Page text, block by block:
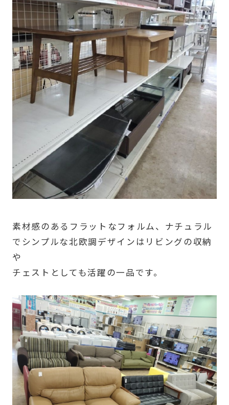
素材感のあるフラットなフォルム、ナチュラル
でシンプルな北欧調デザインはリビングの収納
や
チェストとしても活躍の一品です。